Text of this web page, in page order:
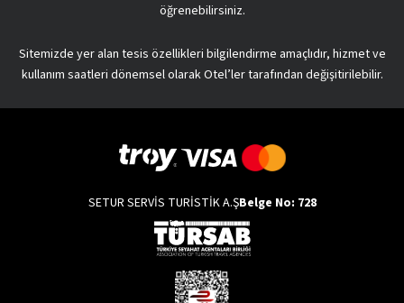
öğrenebilirsiniz.
Sitemizde yer alan tesis özellikleri bilgilendirme amaçlıdır, hizmet ve
kullanım saatleri dönemsel olarak Otel’ler tarafından değişitirilebilir.
SETUR SERVİS TURİSTİK A.ŞBelge No: 728